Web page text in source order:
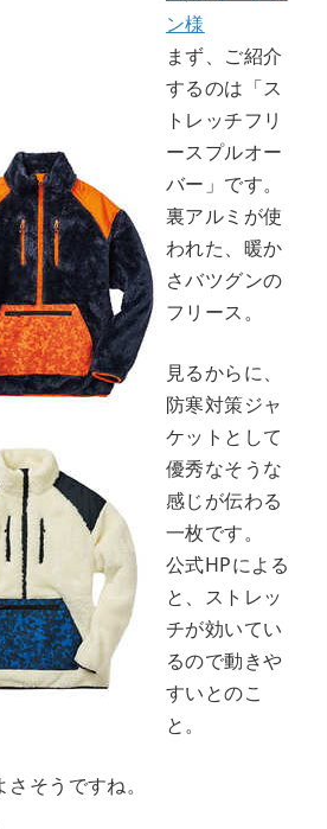
ン様
まず、ご紹介
するのは「ス
トレッチフリ
ースプルオー
バー」です。
裏アルミが使
われた、暖か
さバツグンの
フリース。
見るからに、
防寒対策ジャ
ケットとして
優秀なそうな
感じが伝わる
一枚です。
公式HPによる
と、ストレッ
チが効いてい
るので動きや
すいとのこ
と。
そうですね。